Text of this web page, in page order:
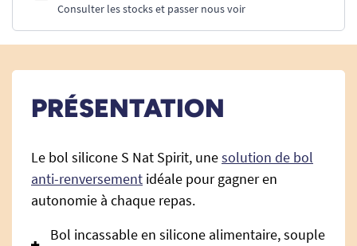
Consulter les stocks et passer nous voir
PRÉSENTATION
Le bol silicone S Nat Spirit, unesolution de bol
anti-renversement idéale pour gagner en
autonomie à chaque repas.
Bol incassable en silicone alimentaire, souple